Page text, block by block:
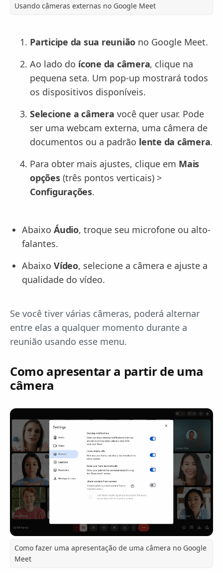
Usando câmeras externas no Google Meet
Participe da sua reunião no Google Meet.
Ao lado do ícone da câmera, clique na
pequena seta. Um pop-up mostrará todos
os dispositivos disponíveis.
Selecione a câmera você quer usar. Pode
ser uma webcam externa, uma câmera de
documentos ou a padrão lente da câmera.
Para obter mais ajustes, clique em Mais
opções(três pontos verticais) >
Configurações.
Abaixo Áudio, troque seu microfone ou alto-
falantes.
Abaixo Vídeo, selecione a câmera e ajuste a
qualidade do vídeo.
Se você tiver várias câmeras, poderá alternar
entre elas a qualquer momento durante a
reunião usando esse menu.
Como apresentar a partir de uma
câmera
Como fazer uma apresentação de uma câmera no Google
Meet